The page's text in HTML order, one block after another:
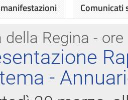
della Regina - ore
-
Comunicati